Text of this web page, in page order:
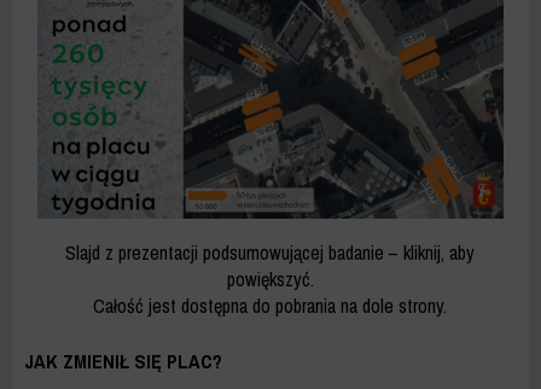
Slajd z prezentacji podsumowującej badanie – kliknij, aby
powiększyć.
Całość jest dostępna do pobrania na dole strony.
JAK ZMIENIŁ SIĘ PLAC?